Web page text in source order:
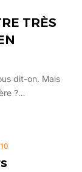
TRÈS
dit-on. Mais
?…